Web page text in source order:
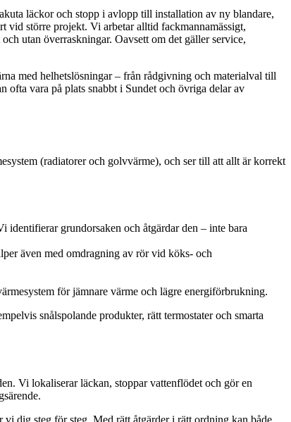
läckor och stopp i avlopp till installation av ny blandare,
vid större projekt. Vi arbetar alltid fackmannamässigt,
utan överraskningar. Oavsett om det gäller service,
med helhetslösningar – från rådgivning och materialval till
vara på plats snabbt i Sundet och övriga delar av
(radiatorer och golvvärme), och ser till att allt är korrekt
grundorsaken och åtgärdar den – inte bara
även med omdragning av rör vid köks- och
för jämnare värme och lägre energiförbrukning.
snålspolande produkter, rätt termostater och smarta
Vi lokaliserar läckan, stoppar vattenflödet och gör en
dig steg för steg. Med rätt åtgärder i rätt ordning kan både